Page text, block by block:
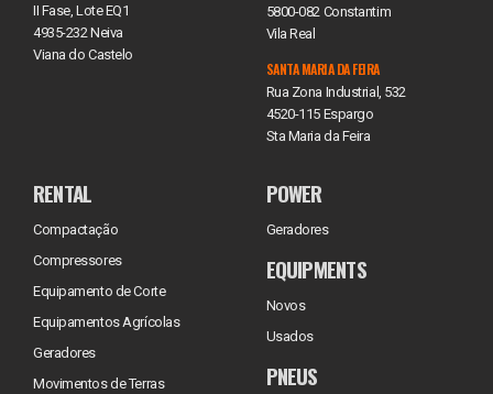
II Fase, Lote EQ1
4935-232 Neiva
Viana do Castelo
5800-082 Constantim
Vila Real
SANTA MARIA DA FEIRA
Rua Zona Industrial, 532
4520-115 Espargo
Sta Maria da Feira
RENTAL
Compactação
Compressores
Equipamento de Corte
Equipamentos Agrícolas
Geradores
Movimentos de Terras
POWER
Geradores
EQUIPMENTS
Novos
Usados
PNEUS